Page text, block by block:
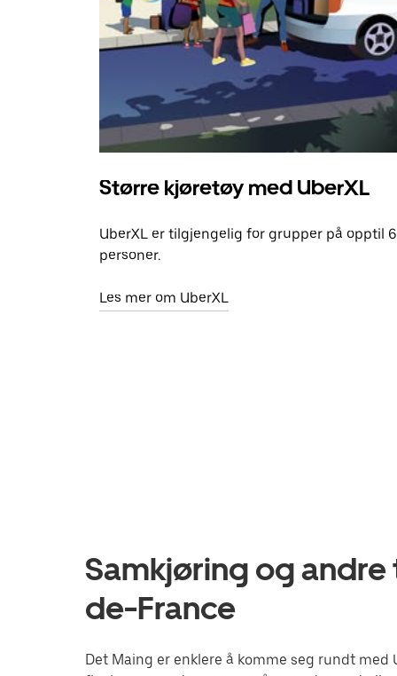
Større kjøretøy med UberXL
UberXL er tilgjengelig for grupper på opptil 6
personer.
Les mer om UberXL
Samkjøring og
de-France
Det Maing er enklere å komme seg rundt